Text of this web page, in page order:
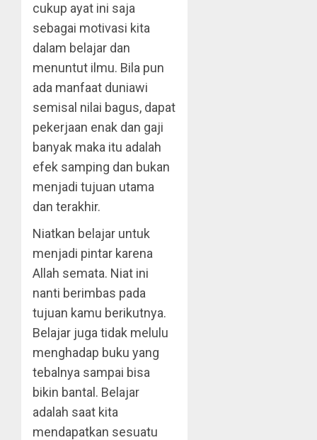
cukup ayat ini saja
sebagai motivasi kita
dalam belajar dan
menuntut ilmu. Bila pun
ada manfaat duniawi
semisal nilai bagus, dapat
pekerjaan enak dan gaji
banyak maka itu adalah
efek samping dan bukan
menjadi tujuan utama
dan terakhir.
Niatkan belajar untuk
menjadi pintar karena
Allah semata. Niat ini
nanti berimbas pada
tujuan kamu berikutnya.
Belajar juga tidak melulu
menghadap buku yang
tebalnya sampai bisa
bikin bantal. Belajar
adalah saat kita
mendapatkan sesuatu